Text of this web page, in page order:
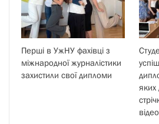
Перші в УжНУ фахівці з
міжнародної журналістики
захистили свої дипломи
яких